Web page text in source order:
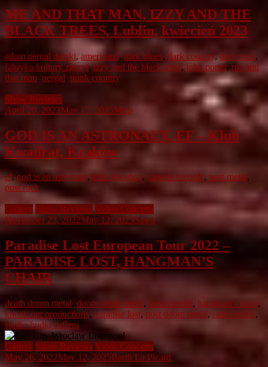
ME AND THAT MAN, IZZY AND THE
BLACK TREES, Lublin, kwiecień 2023
adam nergal darski, americana,dark blues, dark country,dark rock,
fabryka kultury zgrzyt,izzy and the black trees, john porter, me and
that man, nergal, punk country
Show Reviews
April 20, 2023May 17, 2025Miro
GOD IS AN ASTRONAUT, EF – Klub
Kwadrat, Kraków
ef,god is an astronaut, klub kwadrat, napalm records, post metal,
post rock
Gallery Show Reviews Video Concerts
November 23, 2022May 12, 2025Sawa
Paradise Lost European Tour 2022 –
PARADISE LOST, HANGMAN’S
CHAIR
death doom metal, doom death metal, doom metal, hangman's chair,
knock out productions, paradise lost, post doom metal, radio lublin,
studio budki suflera
Gallery Show Reviews Video Concerts
May 26, 2022May 12, 2025Barth La Picard